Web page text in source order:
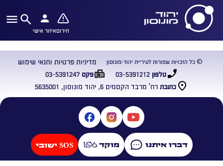
חירוםאיזור אישי
כתובת רח’ מרבד הקסמים 6, יהוד מונוסון, 5635001
טלפון03-5391212 פקס03-5391247
© כל הזכויות שמורות לעיריית יהוד-מונוסון מדיניות פרטיות ותנאי שימוש
דברו איתנו מוקד SOS ישובי